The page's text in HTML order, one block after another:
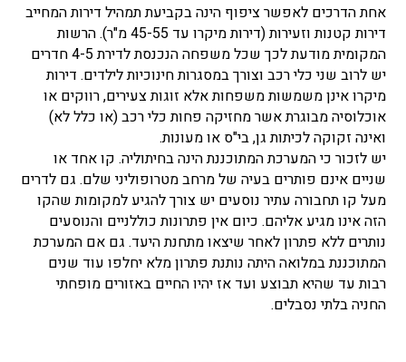
אחת הדרכים לאפשר ציפוף הינה בקביעת תמהיל דירות המחייב
דירות קטנות וזעירות (דירות מיקרו עד 45-55 מ"ר). הרשות
המקומית מודעת לכך שכל משפחה הנכנסת לדירת 4-5 חדרים
יש לרוב שני כלי רכב וצורך במסגרות חינוכיות לילדים. דירות
מיקרו אינן משמשות משפחות אלא זוגות צעירים, רווקים או
אוכלוסיה מבוגרת אשר מחזיקה פחות כלי רכב (או כלל לא)
ואינה זקוקה לכיתות גן, בי"ס או מעונות.
יש לזכור כי המערכת המתוכננת הינה בחיתוליה. קו אחד או
שניים אינם פותרים בעיה של מרחב מטרופוליני שלם. גם לדרים
מעל קו תחבורה עתיר נוסעים יש צורך להגיע למקומות שהקו
הזה אינו מגיע אליהם. כיום אין פתרונות כוללניים והנוסעים
נותרים ללא פתרון לאחר שיצאו מתחנת היעד. גם אם המערכת
המתוכננת במלואה היתה נותנת פתרון מלא יחלפו עוד שנים
רבות עד שהיא תבוצע ועד אז יהיו החיים באזורים מופחתי
החניה בלתי נסבלים.